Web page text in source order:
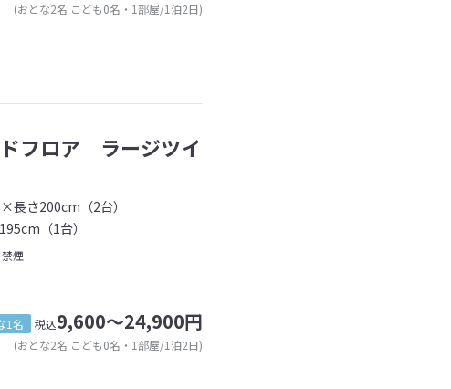
(おとな2名 こども0名・1部屋/1泊2日)
ドフロア ラージツイ
長さ200cm（2台）
（1台）
禁煙
1名 税込9,600～24,900円
(おとな2名 こども0名・1部屋/1泊2日)